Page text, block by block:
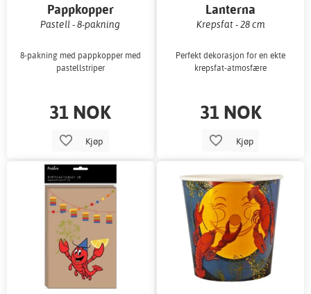
Pappkopper
Pastell - 8-pakning
8-pakning med pappkopper med
pastellstriper
31 NOK
Kjøp
Lanterna
Krepsfat - 28 cm
Perfekt dekorasjon for en ekte
krepsfat-atmosfære
31 NOK
Kjøp